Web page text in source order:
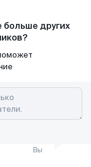
больше других
Вы